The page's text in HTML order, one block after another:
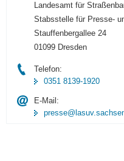
Landesamt für
Stabsstelle für Presse-
Stauffenbergallee 24
01099 Dresden
Telefon:
0351 8139-1920
E-Mail: